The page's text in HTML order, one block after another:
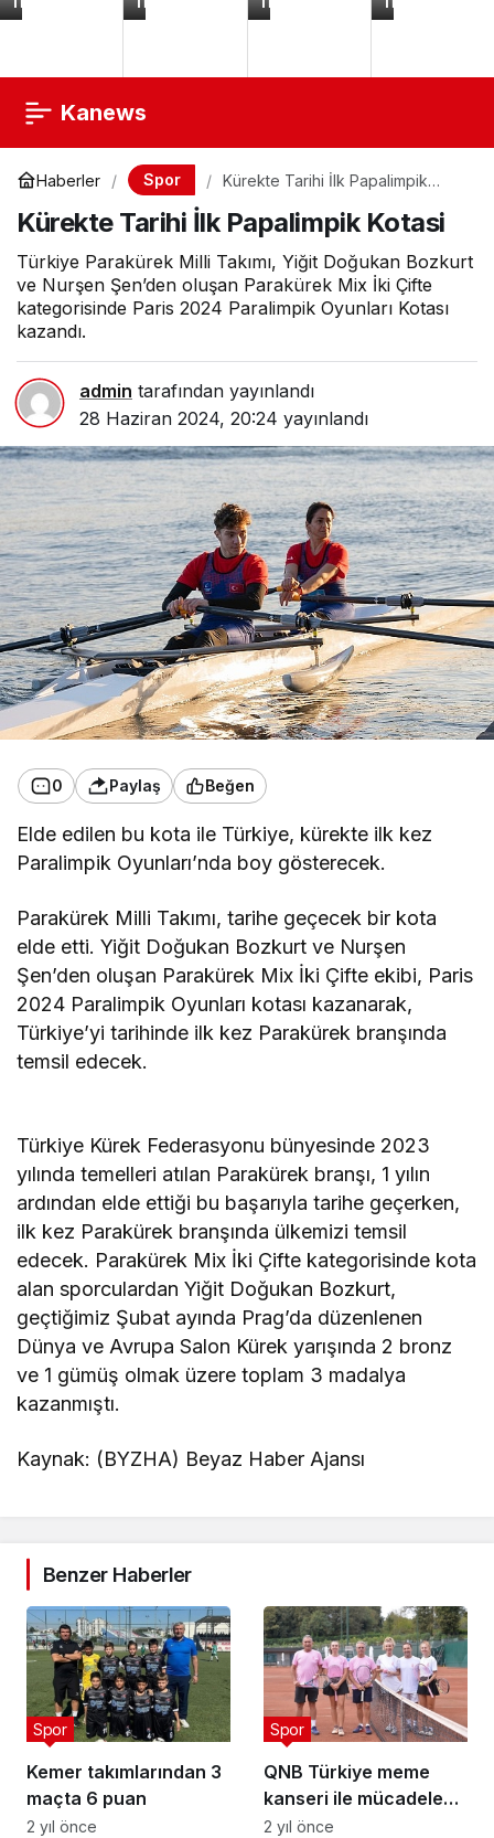
Aldp124w
Panasonik
-
Gümüş
Duvar
Lambası
Sensörlü
Erkek
Görünmez
Kanews
Haberler Spor
Kürekte Tarihi İlk Papalimpik
Kürekte Tarihi İlk Papalimpik Kotasi
Türkiye Parakürek Milli Takımı, Yiğit Doğukan Bozkurt
ve Nurşen Şen’den oluşan Parakürek Mix İki Çifte
kategorisinde Paris 2024 Paralimpik Oyunları Kotası
kazandı.
admin tarafından yayınlandı
28 Haziran 2024, 20:24 yayınlandı
0 Paylaş Beğen
Elde edilen bu kota ile Türkiye, kürekte ilk kez
Paralimpik Oyunları’nda boy gösterecek.
Parakürek Milli Takımı, tarihe geçecek bir kota
elde etti. Yiğit Doğukan Bozkurt ve Nurşen
Şen’den oluşan Parakürek Mix İki Çifte ekibi, Paris
2024 Paralimpik Oyunları kotası kazanarak,
Türkiye’yi tarihinde ilk kez Parakürek branşında
temsil edecek.
Türkiye Kürek Federasyonu bünyesinde 2023
yılında temelleri atılan Parakürek branşı, 1 yılın
ardından elde ettiği bu başarıyla tarihe geçerken,
ilk kez Parakürek branşında ülkemizi temsil
edecek. Parakürek Mix İki Çifte kategorisinde kota
alan sporculardan Yiğit Doğukan Bozkurt,
geçtiğimiz Şubat ayında Prag’da düzenlenen
Dünya ve Avrupa Salon Kürek yarışında 2 bronz
ve 1 gümüş olmak üzere toplam 3 madalya
kazanmıştı.
Kaynak: (BYZHA) Beyaz Haber Ajansı
Benzer Haberler
Kemer takımlarından 3
maçta 6 puan
Spor
2 yıl önce
QNB Türkiye meme
kanseri ile mücadeleye
dikkat çekti Kortlarda
Spor
2 yıl önce